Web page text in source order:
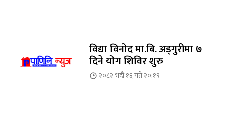
विद्या विनोद मा.बि. अड्गुरीमा ७
दिने योग शिविर शुरु
२०८२ भदौ १६ गते २०:१९